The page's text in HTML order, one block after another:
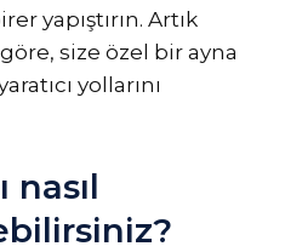
yapıştırın. Artık
size özel bir ayna
yollarını
nasıl